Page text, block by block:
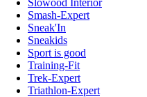
Smash-Expert
Sneak'In
Sneakids
Sport is good
Training-Fit
Trek-Expert
Triathlon-Expert